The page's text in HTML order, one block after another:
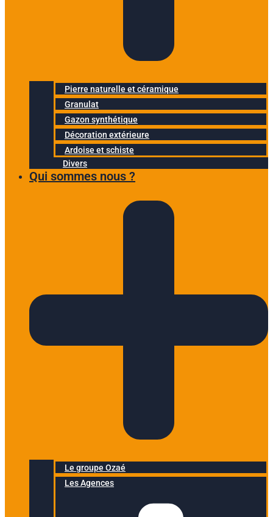
Pierre naturelle et céramique
Granulat
Gazon synthétique
Décoration extérieure
Ardoise et schiste
Divers
Qui sommes nous ?
Le groupe Ozaé
Les Agences